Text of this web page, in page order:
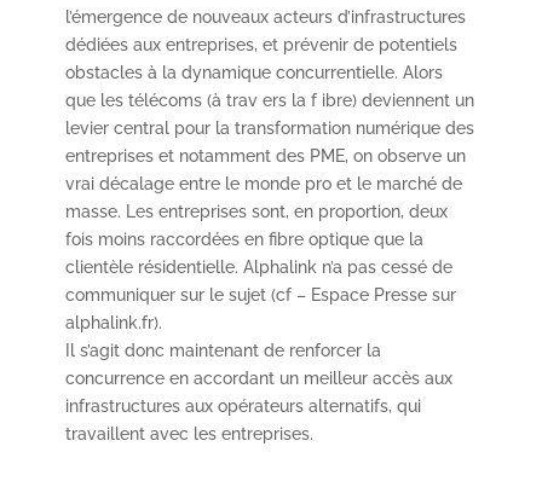
l’émergence de nouveaux acteurs d’infrastructures
dédiées aux entreprises, et prévenir de potentiels
obstacles à la dynamique concurrentielle. Alors
que les télécoms (à trav ers la f ibre) deviennent un
levier central pour la transformation numérique des
entreprises et notamment des PME, on observe un
vrai décalage entre le monde pro et le marché de
masse. Les entreprises sont, en proportion, deux
fois moins raccordées en fibre optique que la
clientèle résidentielle. Alphalink n’a pas cessé de
communiquer sur le sujet (cf – Espace Presse sur
alphalink.fr).
Il s’agit donc maintenant de renforcer la
concurrence en accordant un meilleur accès aux
infrastructures aux opérateurs alternatifs, qui
travaillent avec les entreprises.